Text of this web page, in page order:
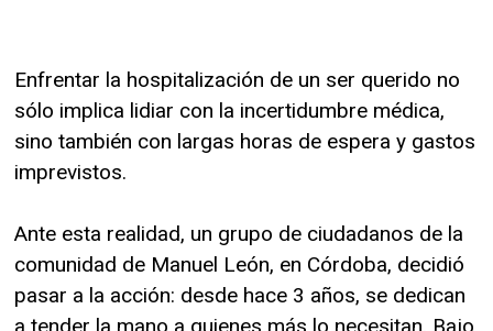
Enfrentar la hospitalización de un ser querido no
sólo implica lidiar con la incertidumbre médica,
sino también con largas horas de espera y gastos
imprevistos.
Ante esta realidad, un grupo de ciudadanos de la
comunidad de Manuel León, en Córdoba, decidió
pasar a la acción: desde hace 3 años, se dedican
a tender la mano a quienes más lo necesitan. Bajo